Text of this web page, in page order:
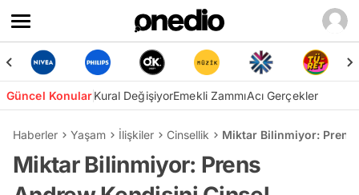
Güncel KonularKural DeğişiyorEmekli ZammıAcı Gerçekler
Haberler Yaşam İlişkiler Cinsellik Miktar Bilinmiyor:
Miktar Bilinmiyor: Prens